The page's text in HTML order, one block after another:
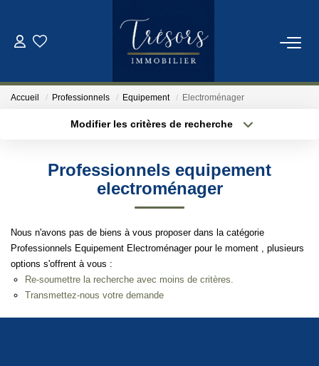
Qui Sommes-Nous
Accueil Professionnels Equipement Electroménager
Modifier les critères de recherche
Budget max
Professionnels equipement
electroménager
Nous n'avons pas de biens à vous proposer dans la catégorie
Professionnels Equipement Electroménager pour le moment , plusieurs
options s'offrent à vous :
Re-soumettre la recherche avec moins de critères.
Transmettez-nous votre demande